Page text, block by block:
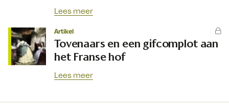
Lees meer
Artikel
Tovenaars en een gifcomplot aan
het Franse hof
Lees meer